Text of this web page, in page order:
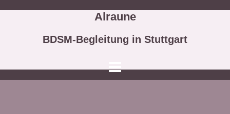
Alraune
BDSM-Begleitung in Stuttgart